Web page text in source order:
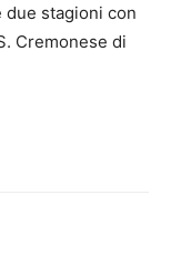
due stagioni con
Cremonese di